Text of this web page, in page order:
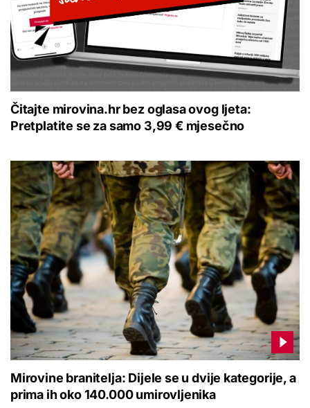
Čitajte mirovina.hr bez oglasa ovog ljeta:
Pretplatite se za samo 3,99 € mjesečno
Mirovine branitelja: Dijele se u dvije kategorije, a
prima ih oko 140.000 umirovljenika